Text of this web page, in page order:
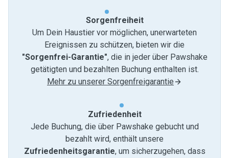
Sorgenfreiheit
Um Dein Haustier vor möglichen, unerwarteten
Ereignissen zu schützen, bieten wir die
"Sorgenfrei-Garantie", die in jeder über Pawshake
getätigten und bezahlten Buchung enthalten ist.
Mehr zu unserer Sorgenfreigarantie
Zufriedenheit
Jede Buchung, die über Pawshake gebucht und
bezahlt wird, enthält unsere
Zufriedenheitsgarantie, um sicherzugehen, dass